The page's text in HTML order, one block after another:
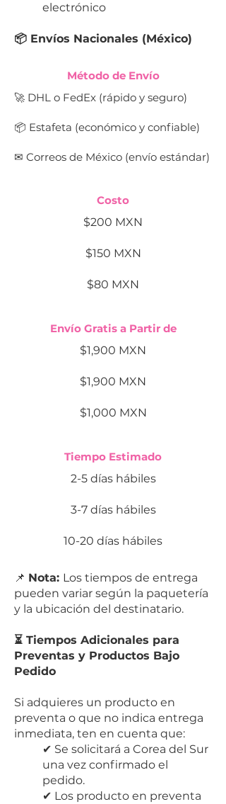
electrónico
📦 Envíos Nacionales (México)
Método de Envío
🚀 DHL o FedEx (rápido y seguro)
📦 Estafeta (económico y confiable)
✉ Correos de México (envío estándar)
Costo
$200 MXN
$150 MXN
$80 MXN
Envío Gratis a Partir de
$1,900 MXN
$1,900 MXN
$1,000 MXN
Tiempo Estimado
2-5 días hábiles
3-7 días hábiles
10-20 días hábiles
📌 Nota: Los tiempos de entrega
pueden variar según la paquetería
y la ubicación del destinatario.
⏳ Tiempos Adicionales para
Preventas y Productos Bajo
Pedido
Si adquieres un producto en
preventa o que no indica entrega
inmediata, ten en cuenta que:
✔ Se solicitará a Corea del Sur
una vez confirmado el
pedido.
✔ Los producto en preventa